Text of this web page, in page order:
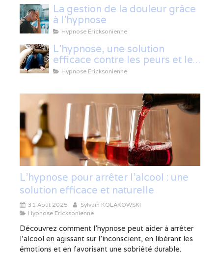
La gestion de la douleur grâce
à l'hypnose
Hypnose Ericksonienne
L'hypnose, une solution
efficace contre les peurs et les
phobies
Hypnose Ericksonienne
L’hypnose pour arrêter l’alcool : une
solution efficace et naturelle
31 Août 2025
Sylvain KOLAKOWSKI
Hypnose Ericksonienne
Découvrez comment l’hypnose peut aider à arrêter
l’alcool en agissant sur l’inconscient, en libérant les
émotions et en favorisant une sobriété durable.